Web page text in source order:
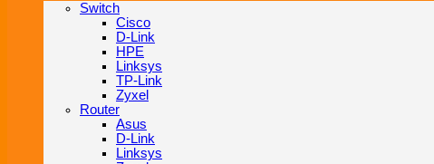
Switch
Cisco
D-Link
HPE
Linksys
TP-Link
Zyxel
Router
Asus
D-Link
Linksys